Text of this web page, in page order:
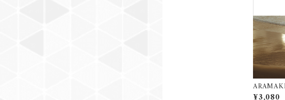
ANGES
¥3,080